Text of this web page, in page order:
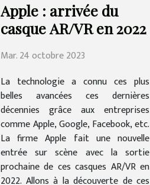
Apple : arrivée du
casque AR/VR en 2022
Mar. 24 octobre 2023
La technologie a connu ces plus
belles avancées ces dernières
décennies grâce aux entreprises
comme Apple, Google, Facebook, etc.
La firme Apple fait une nouvelle
entrée sur scène avec la sortie
prochaine de ces casques AR/VR en
2022. Allons à la découverte de ces